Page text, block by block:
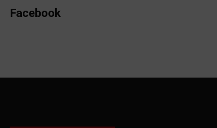
Facebook